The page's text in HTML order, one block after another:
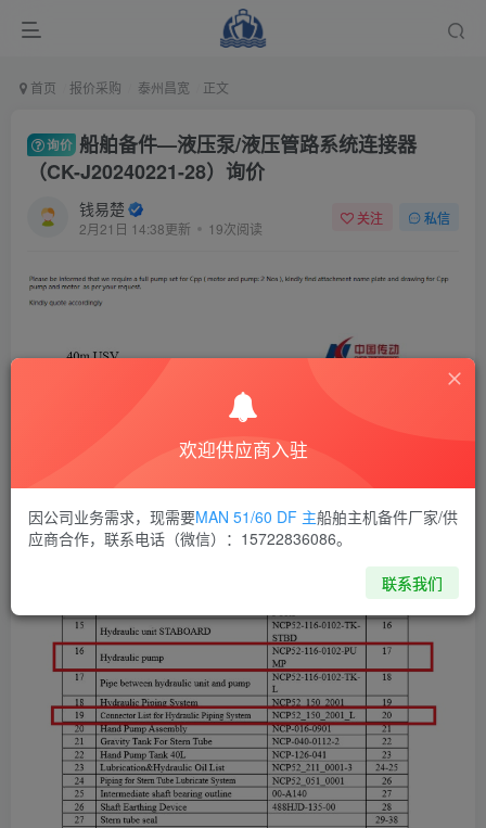
首页 报价采购 泰州昌宽 正文
询价 船舶备件—液压泵/液压管路系统连接器
（CK-J20240221-28）询价
钱易楚
2月21日 14:38更新 19次阅读
关注 私信
欢迎供应商入驻
因公司业务需求，现需要MAN 51/60 DF 主船舶主机备件厂家/供
应商合作，联系电话（微信）：15722836086。
联系我们